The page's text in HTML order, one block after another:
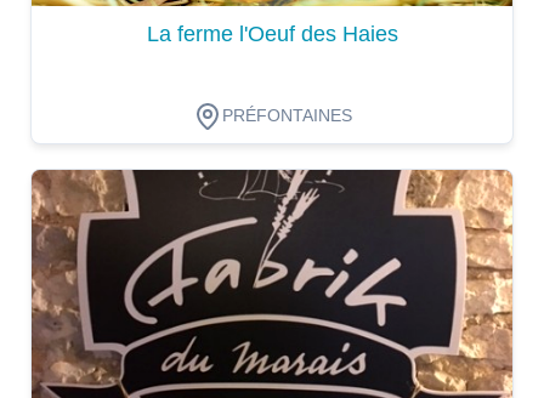
La ferme l'Oeuf des Haies
PRÉFONTAINES
Dégustation